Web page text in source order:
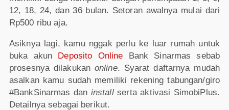
12, 18, 24, dan 36 bulan. Setoran awalnya mulai dari
Rp500 ribu aja.
Asiknya lagi, kamu nggak perlu ke luar rumah untuk
buka akun Deposito Online Bank Sinarmas sebab
prosesnya dilakukan online. Syarat daftarnya mudah
asalkan kamu sudah memiliki rekening tabungan/giro
#BankSinarmas dan installserta aktivasi SimobiPlus.
Detailnya sebagai berikut.